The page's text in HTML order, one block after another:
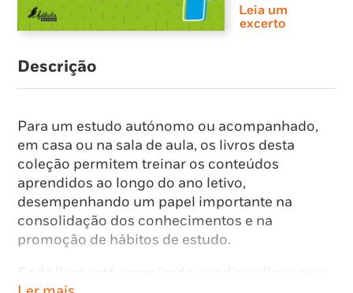
Leia um
excerto
Descrição
Para um estudo autónomo ou acompanhado,
em casa ou na sala de aula, os livros desta
coleção permitem treinar os conteúdos
aprendidos ao longo do ano letivo,
desempenhando um papel importante na
consolidação dos conhecimentos e na
promoção de hábitos de estudo.